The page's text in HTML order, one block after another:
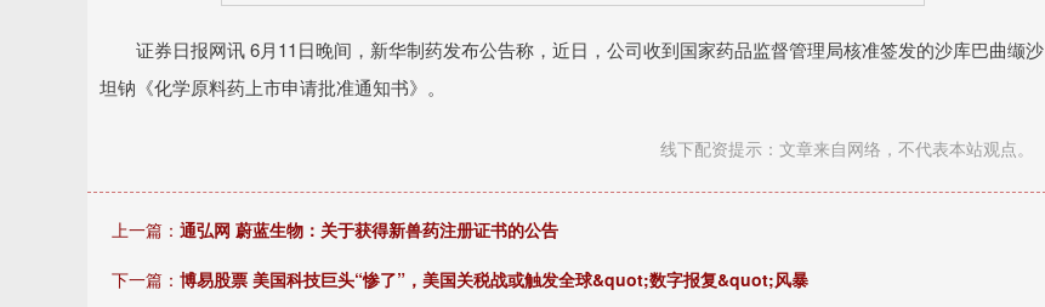
证券日报网讯 6月11日晚间，新华制药发布公告称，近日，公司收到国家药品监督管理局核准签发的沙库巴曲缬沙
坦钠《化学原料药上市申请批准通知书》。
线下配资提示：文章来自网络，不代表本站观点。
上一篇： 通弘网 蔚蓝生物：关于获得新兽药注册证书的公告
下一篇： 博易股票 美国科技巨头“惨了”，美国关税战或触发全球&quot;数字报复&quot;风暴